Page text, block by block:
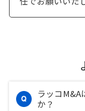
ラッコM&A
か？